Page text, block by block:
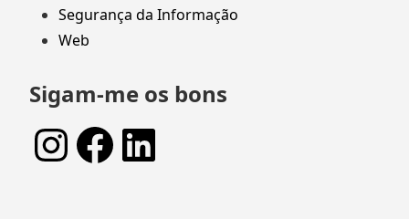
Segurança da Informação
Web
Sigam-me os bons
InstagramFacebookLinkedIn